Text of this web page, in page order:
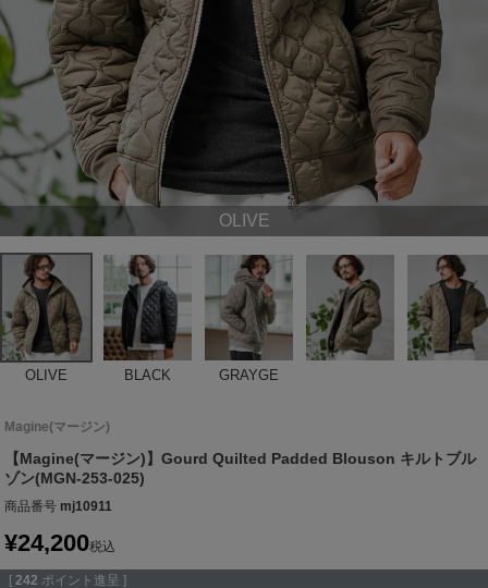
OLIVE
OLIVE BLACK GRAYGE
Magine(マージン)
【Magine(マージン)】Gourd Quilted Padded Blouson キルトブル
ゾン(MGN-253-025)
商品番号 mj10911
¥24,200税込
[ 242 ポイント進呈 ]